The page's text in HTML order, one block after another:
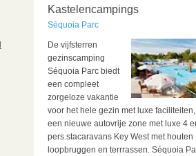
Kastelencampings
Séquoia Parc
De vijfsterren
gezinscamping
Séquoia Parc biedt
een compleet
zorgeloze vakantie
voor het hele gezin met luxe
een nieuwe autovrije zone met luxe 4
pers.stacaravans Key West met houten
loopbruggen en terrrassen. Séquoia